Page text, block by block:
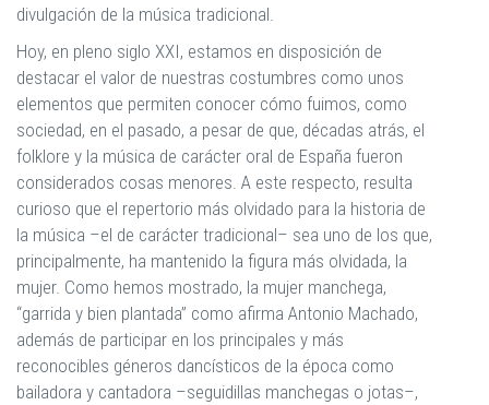
divulgación de la música tradicional.
Hoy, en pleno siglo XXI, estamos en disposición de
destacar el valor de nuestras costumbres como unos
elementos que permiten conocer cómo fuimos, como
sociedad, en el pasado, a pesar de que, décadas atrás, el
folklore y la música de carácter oral de España fueron
considerados cosas menores. A este respecto, resulta
curioso que el repertorio más olvidado para la historia de
la música –el de carácter tradicional– sea uno de los que,
principalmente, ha mantenido la figura más olvidada, la
mujer. Como hemos mostrado, la mujer manchega,
“garrida y bien plantada” como afirma Antonio Machado,
además de participar en los principales y más
reconocibles géneros dancísticos de la época como
bailadora y cantadora –seguidillas manchegas o jotas–,